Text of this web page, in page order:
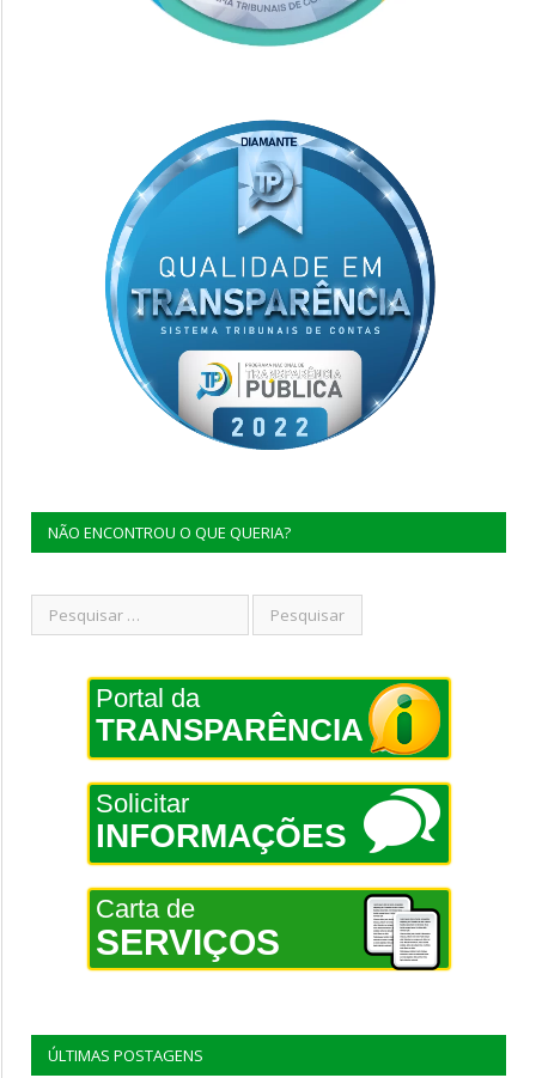
NÃO ENCONTROU O QUE QUERIA?
Portal da
TRANSPARÊNCIA
Solicitar
INFORMAÇÕES
Carta de
SERVIÇOS
ÚLTIMAS POSTAGENS